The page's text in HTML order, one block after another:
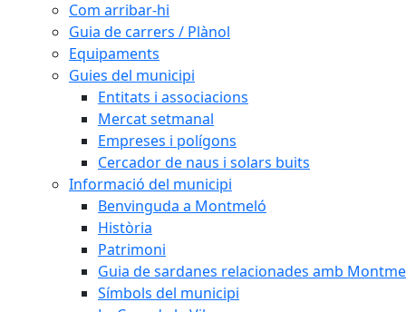
Com arribar-hi
Guia de carrers / Plànol
Equipaments
Guies del municipi
Entitats i associacions
Mercat setmanal
Empreses i polígons
Cercador de naus i solars buits
Informació del municipi
Benvinguda a Montmeló
Història
Patrimoni
Guia de sardanes relacionades amb
Símbols del municipi